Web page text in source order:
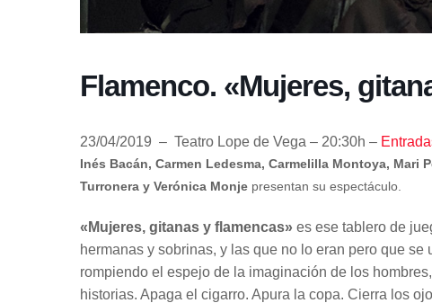
Flamenco. «Mujeres,
23/04/2019 – Teatro Lope de Vega – 20:30h –
Inés Bacán, Carmen Ledesma, Carmelilla Montoya, Mari
Turronera y Verónica Monje presentan su espectáculo.
«Mujeres, gitanas y flamencas» es ese tablero de
hermanas y sobrinas, y las que no lo eran pero que
rompiendo el espejo de la imaginación de los
historias. Apaga el cigarro. Apura la copa. Cierra los